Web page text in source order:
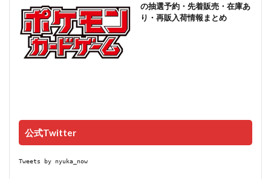
の抽選予約・先着販売・在庫あ
り・再販入荷情報まとめ
公式Twitter
Tweets by nyuka_now